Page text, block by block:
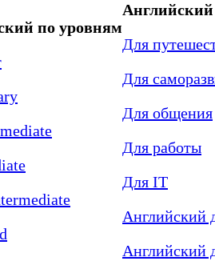
по уровням
Для
Для
Для общения
Для работы
Для IT
Английский
Английский